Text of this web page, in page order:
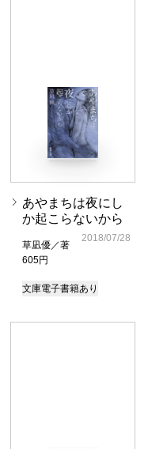
あやまちは夜にし
か起こらないから
草凪優／著
605円
2018/07/28
文庫電子書籍あり